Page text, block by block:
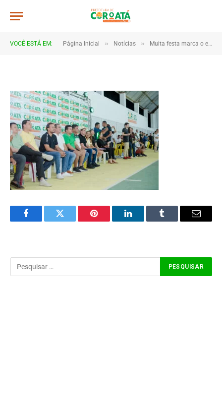
VOCÊ ESTÁ EM: Página Inicial » Notícias » Muita festa marca o encerramento dos Jogos Escolares 2025 em Coroatá
JWR_1801
FacebookTwitter Pinterest LinkedInTumblr Email